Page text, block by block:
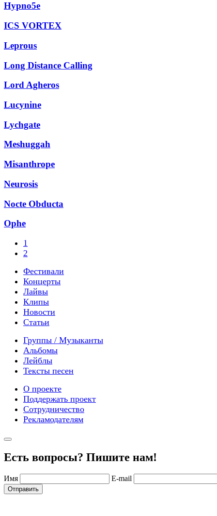
Hypno5e
ICS VORTEX
Leprous
Long Distance Calling
Lord Agheros
Lucynine
Lychgate
Meshuggah
Misanthrope
Neurosis
Nocte Obducta
Ophe
1
2
Фестивали
Концерты
Лайвы
Клипы
Новости
Статьи
Группы / Музыканты
Альбомы
Лейблы
Тексты песен
О проекте
Поддержать проект
Сотрудничество
Рекламодателям
Есть вопросы? Пишите нам!
Имя E-mail